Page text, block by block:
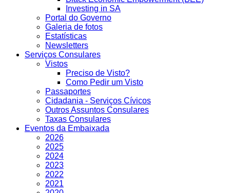
Investing in SA
Portal do Governo
Galeria de fotos
Estatísticas
Newsletters
Serviços Consulares
Vistos
Preciso de Visto?
Como Pedir um Visto
Passaportes
Cidadania - Serviços Cívicos
Outros Assuntos Consulares
Taxas Consulares
Eventos da Embaixada
2026
2025
2024
2023
2022
2021